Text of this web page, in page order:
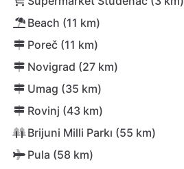
Beach (11 km)
Poreč (11 km)
Novigrad (27 km)
Umag (35 km)
Rovinj (43 km)
Brijuni Milli Parkı (55 km)
Pula (58 km)